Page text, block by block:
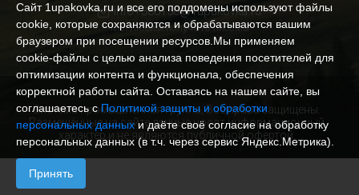
info+380150@1upakovka.ru
Мы любим получать письма
Система промышленная группа, Все права защищены.
Размещённые на сайте данные носят информационный
характер и не являются публичной офертой.
Сайт 1upakovka.ru и все его поддомены используют файлы
cookie, которые сохраняются и обрабатываются вашим
браузером при посещении ресурсов.Мы применяем
cookie‑файлы с целью анализа поведения посетителей для
оптимизации контента и функционала, обеспечения
корректной работы сайта. Оставаясь на нашем сайте, вы
соглашаетесь сПолитикой защиты и обработки
персональных данныхи даёте своё согласие на обработку
персональных данных (в т.ч. через сервис Яндекс.Метрика).
Принять